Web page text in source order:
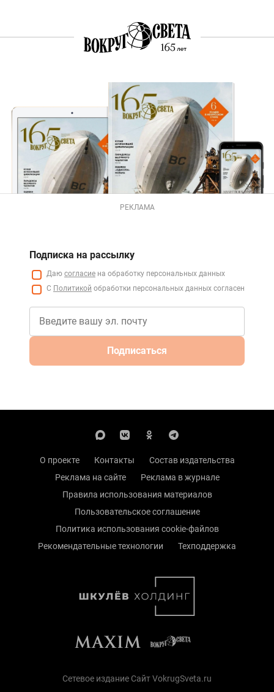
РЕКЛАМА
Подписка на рассылку
Даю согласие на обработку персональных данных
С Политикой обработки персональных данных согласен
Подписаться
О проекте Контакты
Состав издательства
Реклама на сайте
Реклама в журнале
Правила использования материалов
Пользовательское соглашение
Политика использования cookie-файлов
Рекомендательные технологии
Техподдержка
Сетевое издание Сайт VokrugSveta.ru